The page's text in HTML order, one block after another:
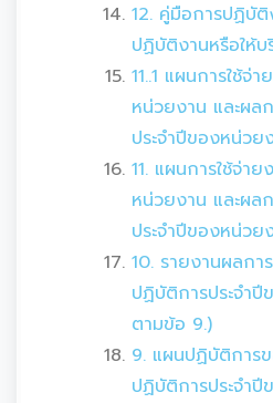
12. คู่มือการปฏิบัติ
ปฏิบัติงานหรือให้บ
11..1 แผนการใช้จ่
หน่วยงาน และผล
ประจำปีของหน่วย
11. แผนการใช้จ่า
หน่วยงาน และผล
ประจำปีของหน่วย
10. รายงานผลกา
ปฏิบัติการประจำปี
ตามข้อ 9.)
9. แผนปฏิบัติการ
ปฏิบัติการประจำ